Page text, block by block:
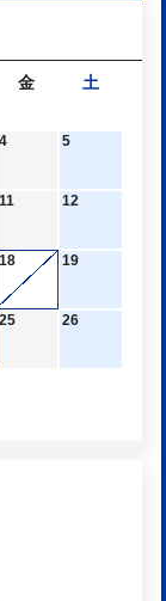
金 土
4 5
11 12
18 19
25 26